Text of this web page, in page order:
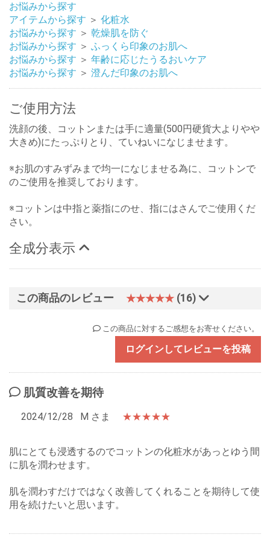
お悩みから探す
アイテムから探す ＞ 化粧水
お悩みから探す ＞ 乾燥肌を防ぐ
お悩みから探す ＞ ふっくら印象のお肌へ
お悩みから探す ＞ 年齢に応じたうるおいケア
お悩みから探す ＞ 澄んだ印象のお肌へ
ご使用方法
洗顔の後、コットンまたは手に適量(500円硬貨大よりやや
大きめ)にたっぷりとり、ていねいになじませます。
※お肌のすみずみまで均一になじませる為に、コットンで
のご使用を推奨しております。
※コットンは中指と薬指にのせ、指にはさんでご使用くだ
さい。
全成分表示
この商品のレビュー ★★★★★ (16)
この商品に対するご感想をお寄せください。
ログインしてレビューを投稿
肌質改善を期待
2024/12/28 M さま ★★★★★
肌にとても浸透するのでコットンの化粧水があっとゆう間
に肌を潤わせます。
肌を潤わすだけではなく改善してくれることを期待して使
用を続けたいと思います。